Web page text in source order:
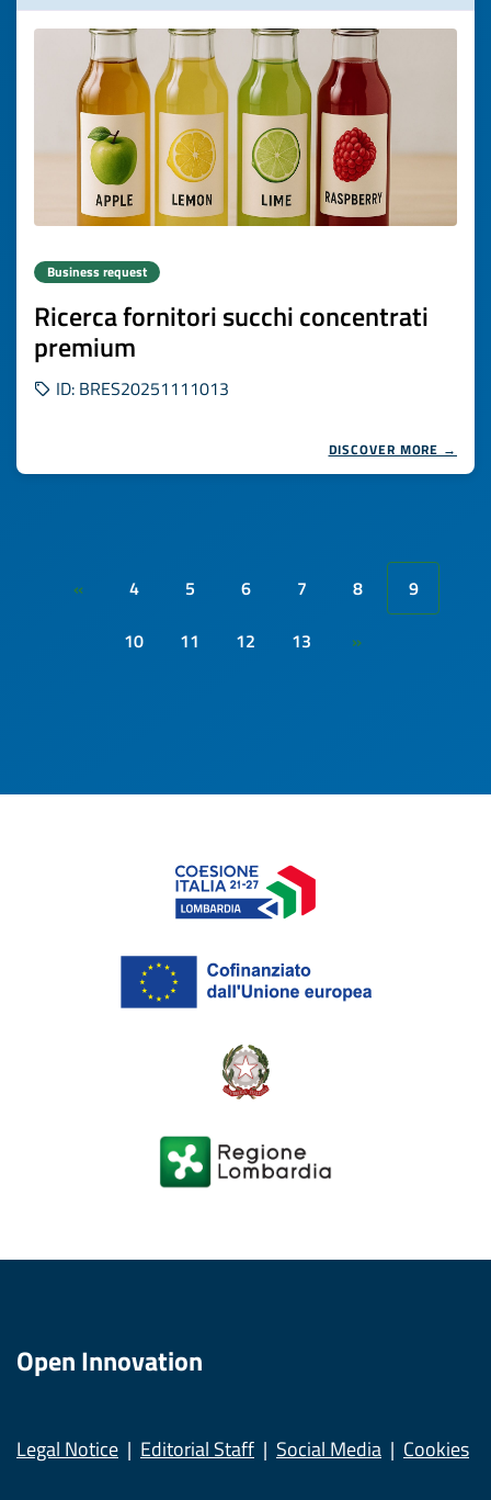
Business request
Ricerca fornitori succhi concentrati
premium
ID: BRES20251111013
DISCOVER MORE →
« 4 5 6 7 8
9
10
11 12 13 »
Open Innovation
Legal Notice Editorial Staff Social Media Cookies